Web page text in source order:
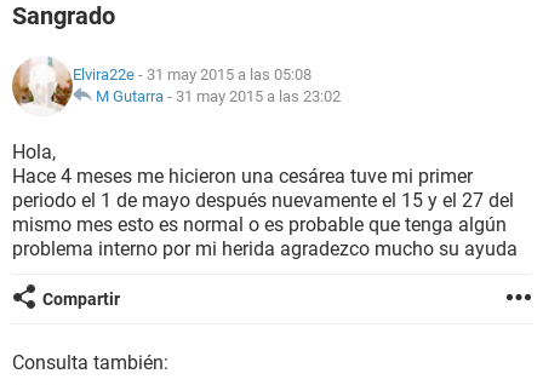
FAMILIA
NUTRICIÓN
BIENESTAR
SEXUALIDAD
GLOSARIO
Sangrado
Elvira22e - 31 may 2015 a las 05:08
M Gutarra - 31 may 2015 a las 23:02
Hola,
Hace 4 meses me hicieron una cesárea tuve mi primer
periodo el 1 de mayo después nuevamente el 15 y el 27 del
mismo mes esto es normal o es probable que tenga algún
problema interno por mi herida agradezco mucho su ayuda
Compartir
Consulta también: